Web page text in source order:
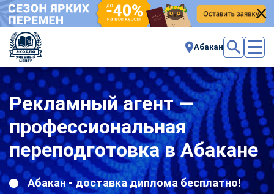
Абакан
Рекламный агент —
профессиональная
переподготовка в Абакане
Абакан - доставка диплома бесплатно!